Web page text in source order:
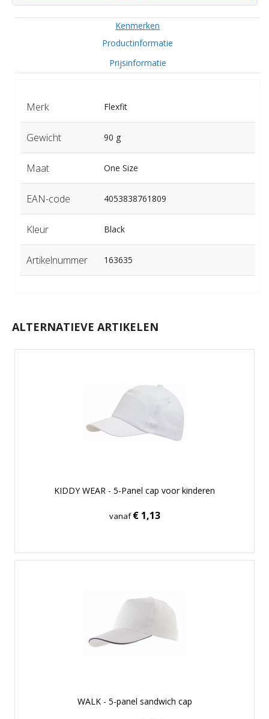
Kenmerken
Productinformatie
Prijsinformatie
Merk Flexfit
Gewicht 90 g
Maat One Size
EAN-code 4053838761809
Kleur Black
Artikelnummer 163635
ALTERNATIEVE ARTIKELEN
KIDDY WEAR - 5-Panel cap voor kinderen
vanaf€ 1,13
WALK - 5-panel sandwich cap